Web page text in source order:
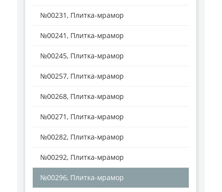
№00231, Плитка-мрамор
№00241, Плитка-мрамор
№00245, Плитка-мрамор
№00257, Плитка-мрамор
№00268, Плитка-мрамор
№00271, Плитка-мрамор
№00282, Плитка-мрамор
№00292, Плитка-мрамор
№00296, Плитка-мрамор